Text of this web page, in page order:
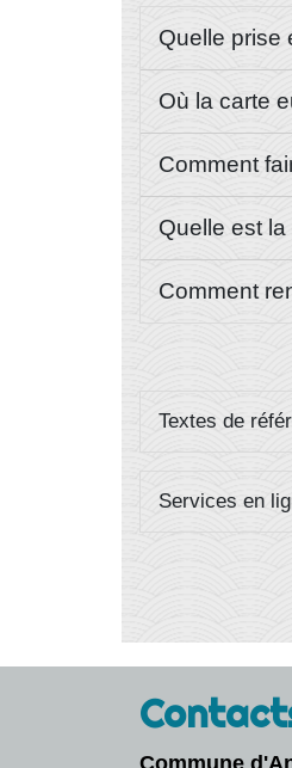
Quelle prise
Où la carte
Comment
Quelle est
Comment
Textes de
Services en
Commune